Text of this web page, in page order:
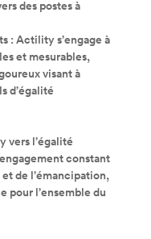
des postes à
: Actility s’engage à
et mesurables,
visant à
d’égalité
vers l’égalité
constant
de l’émancipation,
pour l’ensemble du